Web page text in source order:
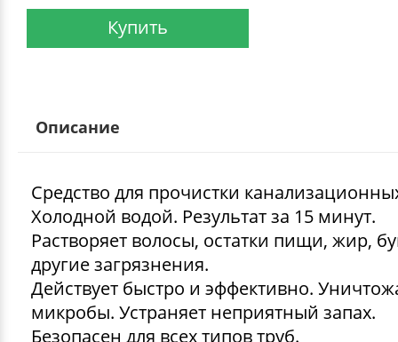
Купить
Описание
Средство для прочистки
Холодной водой. Результат за 15 минут.
Растворяет волосы, остатки пищи, жир,
другие загрязнения.
Действует быстро и эффективно.
микробы. Устраняет неприятный запах.
Безопасен для всех типов труб.